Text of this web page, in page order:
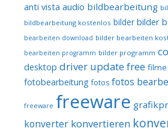
anti vista audio bildbearbeitung
bildbearbeitung kostenlos bilder bilder
bearbeiten download bilder bearbeiten
bearbeiten programm bilder programm
desktop driver update free filme
fotobearbeitung fotos fotos
freeware freeware
konverter konvertieren